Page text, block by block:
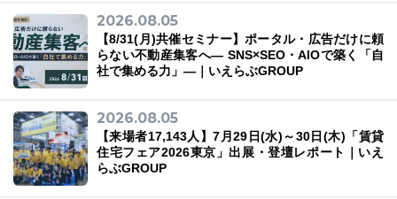
2026.08.05
【8/31(月)共催セミナー】ポータル・広告だけに頼
らない不動産集客へ― SNS×SEO・AIOで築く「自
社で集める力」―｜いえらぶGROUP
2026.08.05
【来場者17,143人】7月29日(水)～30日(木)「賃貸
住宅フェア2026東京」出展・登壇レポート｜いえ
らぶGROUP